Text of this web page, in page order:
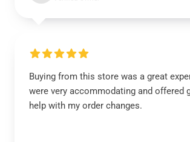
Buying from this store was a great
were very accommodating and offered
help with my order changes.